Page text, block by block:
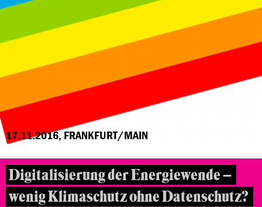
17.11.2016, FRANKFURT/MAIN
Digitalisierung der Energiewende –
wenig Klimaschutz ohne Datenschutz?